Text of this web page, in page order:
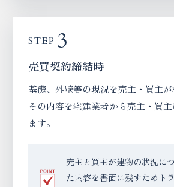
STEP 3
売買契約締結時
基礎、外壁等の現況を売主・買主が
その内容を宅建業者から売主・買
ます。
売主と買主が建物の状況に
た内容を書面に残すためト